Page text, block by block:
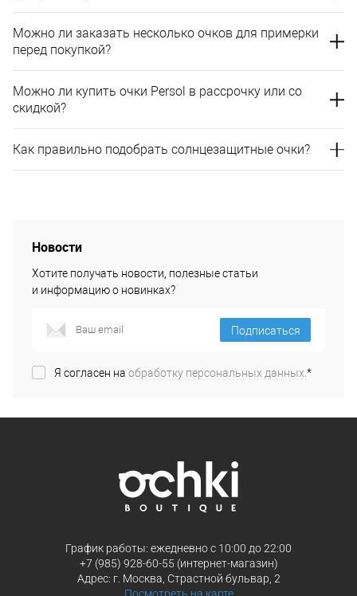
Можно ли заказать несколько очков для примерки
перед покупкой?
Можно ли купить очки Persol в рассрочку или со
скидкой?
Как правильно подобрать солнцезащитные очки?
Новости
Хотите получать новости, полезные статьи
и информацию о новинках?
Подписаться
Я согласен на обработку персональных данных.*
График работы: ежедневно с 10:00 до 22:00
+7 (985) 928-60-55 (интернет-магазин)
Адрес: г. Москва, Страстной бульвар, 2
Посмотреть на карте